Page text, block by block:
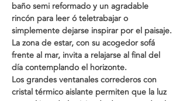
baño semi reformado y un agradable
rincón para leer ó teletrabajar o
simplemente dejarse inspirar por el paisaje.
La zona de estar, con su acogedor sofá
frente al mar, invita a relajarse al final del
día contemplando el horizonte.
Los grandes ventanales correderos con
cristal térmico aislante permiten que la luz